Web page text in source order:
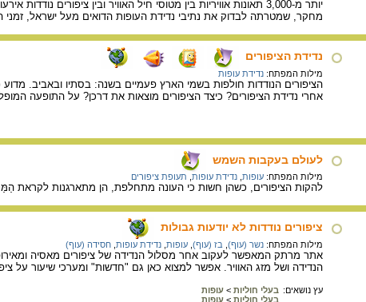
מחקר, שמטרתה לבדוק את נתיבי נדידת העופות הדואים מעל ישראל,
נדידת הציפורים
מילות המפתח: נדידת עופות
הציפורים הנודדות חולפות בשמי הארץ פעמיים בשנה: בסתיו ובאביב.
אחרי נדידת הציפורים? כיצד הציפורים מוצאות את דרכן? על התופעה
לעולם בעקבות השמש
מילות המפתח: עופות נדידת עופות תעופת ציפורים
להקות הציפורים, כשהן חשות כי העונה מתחלפת, הן מתארגנות לקראת הַמַּסָּע
ציפורים נודדות לא יודעות גבולות
מילות המפתח: נשר (עוף) בז (עוף) עופות נדידת עופות חסידה (עוף)
אתר מרתק המאפשר לעקוב אחר מסלול הנדידה של ציפורים מאסיה
הנדידה ושל מזג האוויר. אפשר למצוא כאן גם "חדשות" ומערכי שיעור על
עץ נושאים: בעלי חוליות > עופות
בעלי חוליות > עופות